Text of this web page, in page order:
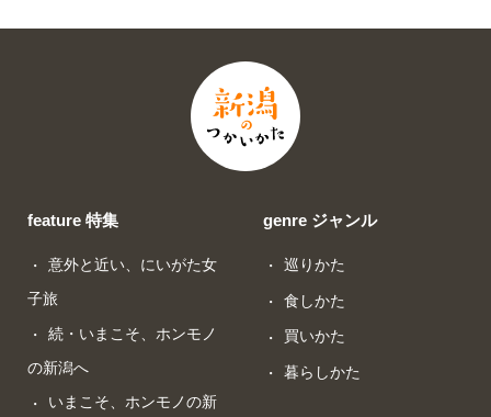
feature 特集
意外と近い、にいがた女
子旅
続・いまこそ、ホンモノ
の新潟へ
いまこそ、ホンモノの新
genre ジャンル
巡りかた
食しかた
買いかた
暮らしかた